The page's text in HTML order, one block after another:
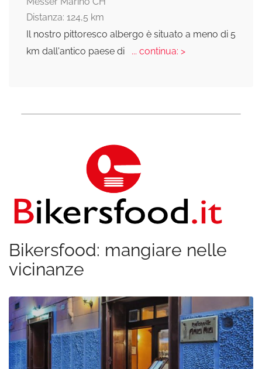
Distanza: 124,5 km
Il nostro pittoresco albergo è situato a meno di 5
km dall'antico paese di
... continua: >
Bikersfood: mangiare nelle
vicinanze